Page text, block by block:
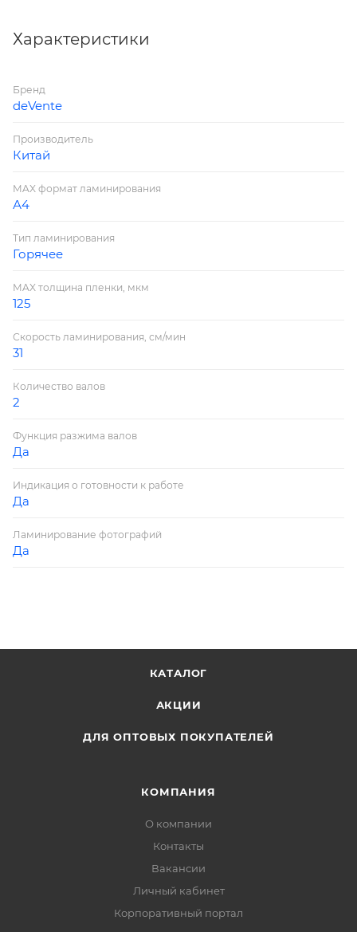
мес, черный, индивидуальная упаковка
Характеристики
Бренд
deVente
Производитель
Китай
MAX формат ламинирования
А4
Тип ламинирования
Горячее
MAX толщина пленки, мкм
125
Скорость ламинирования, см/мин
31
Количество валов
2
Функция разжима валов
Да
Индикация о готовности к работе
Да
Ламинирование фотографий
Да
КАТАЛОГ
АКЦИИ
ДЛЯ ОПТОВЫХ ПОКУПАТЕЛЕЙ
КОМПАНИЯ
О компании
Контакты
Вакансии
Личный кабинет
Корпоративный портал